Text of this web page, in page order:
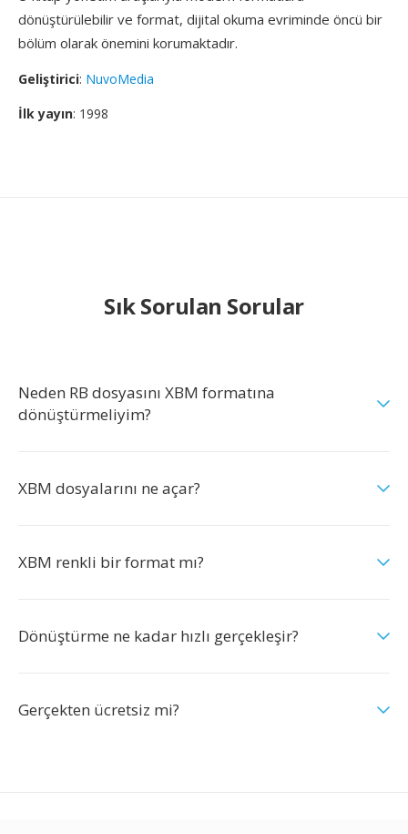
dönüştürülebilir ve format, dijital okuma evriminde öncü bir
bölüm olarak önemini korumaktadır.
Geliştirici: NuvoMedia
İlk yayın: 1998
Sık Sorulan Sorular
Neden RB dosyasını XBM formatına
dönüştürmeliyim?
XBM dosyalarını ne açar?
XBM renkli bir format mı?
Dönüştürme ne kadar hızlı gerçekleşir?
Gerçekten ücretsiz mi?